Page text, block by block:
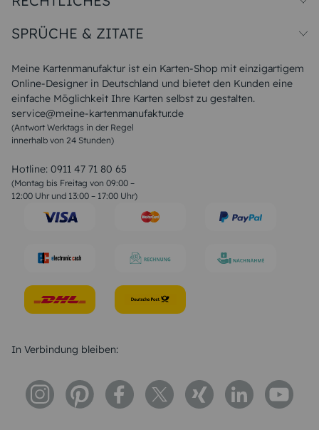
Meine Kartenmanufaktur ist ein Karten-Shop mit einzigartigem
Online-Designer in Deutschland und bietet den Kunden eine
einfache Möglichkeit Ihre Karten selbst zu gestalten.
service@meine-kartenmanufaktur.de
(Antwort Werktags in der Regel
innerhalb von 24 Stunden)
Hotline: 0911 47 71 80 65
(Montag bis Freitag von 09:00 –
12:00 Uhr und 13:00 – 17:00 Uhr)
Unsere Produktion
Magazin
FAQ
Widerrufsbelehrung
SPRÜCHE & ZITATE
Liebeskummer Sprüche
Sommer Sprüche
Muttertagssprüche
Sprüche zur Hochzeit
Sprüche zur Konfirmation & Kommunion
Weihnachtsgedichte
Liebessprüche
Geburtstagssprüche
Trauersprüche
Konfirmation Glückwünsche
In Verbindung bleiben: